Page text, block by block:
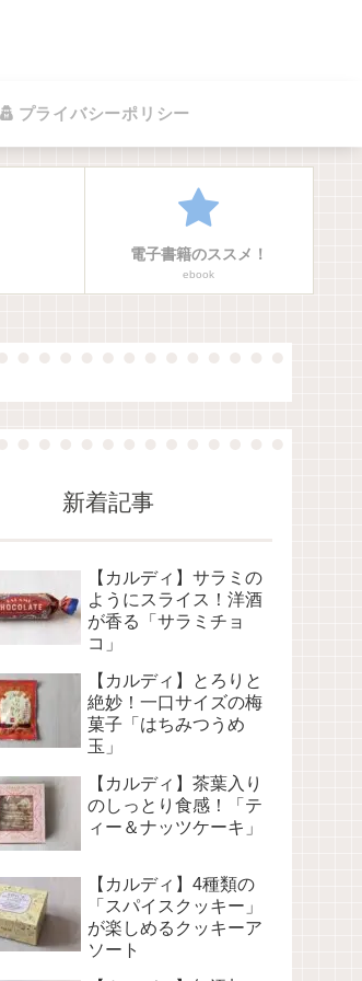
プライバシーポリシー
電子書籍のススメ！
ebook
新着記事
【カルディ】サラミの
ようにスライス！洋酒
が香る「サラミチョ
コ」
【カルディ】とろりと
絶妙！一口サイズの梅
菓子「はちみつうめ
玉」
【カルディ】茶葉入り
のしっとり食感！「テ
ィー＆ナッツケーキ」
【カルディ】4種類の
「スパイスクッキー」
が楽しめるクッキーア
ソート